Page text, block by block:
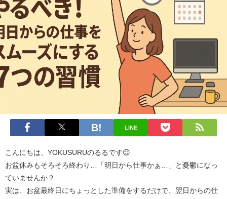
LINE
こんにちは、YOKUSURUのるるです😊
お盆休みもそろそろ終わり…「明日から仕事かぁ…」と憂鬱になっ
ていませんか？
実は、お盆最終日にちょっとした準備をするだけで、翌日からの仕